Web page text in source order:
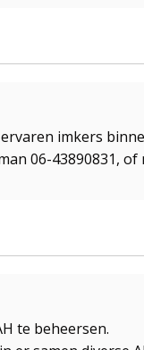
imkers
06-43890831, of
te beheersen.